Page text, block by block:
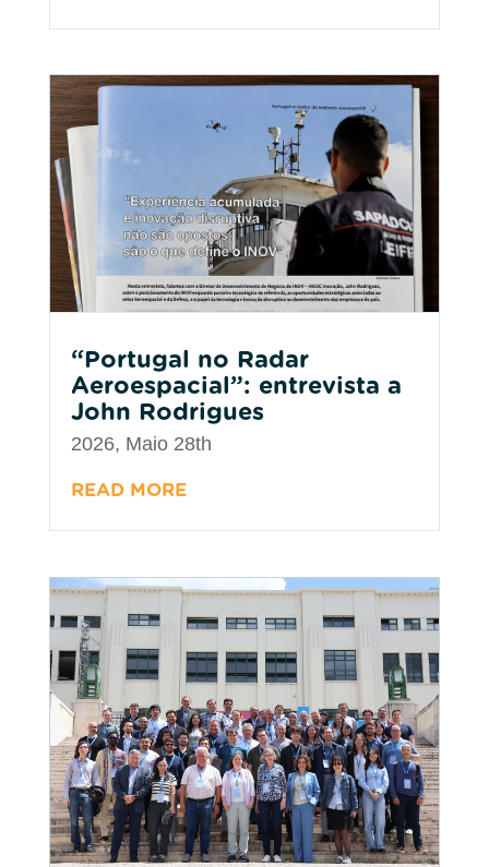
“Portugal no Radar
Aeroespacial”: entrevista a
John Rodrigues
2026, Maio 28th
READ MORE